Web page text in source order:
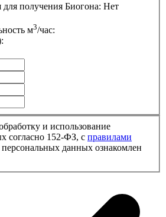
получения Биогона: Нет
м3/час:
и использование
согласно 152-ФЗ, с правилами
персональных данных ознакомлен